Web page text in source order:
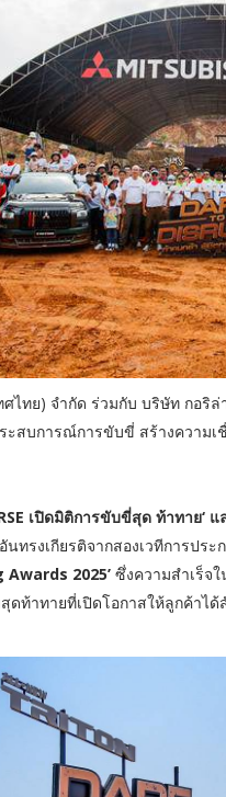
ไทย) จำกัด ร่วมกับ บริษัท กอริ
ะสบการณ์การขับขี่ สร้างควา
เปิดมิติการขับขี่สุด ท้าทาย‘
ทรงเกียรติจากสองเวทีการปร
2025’ ซึ่งความสำเร็จ
ท้าทายที่เปิดโอกาสให้ลูกค้าไ